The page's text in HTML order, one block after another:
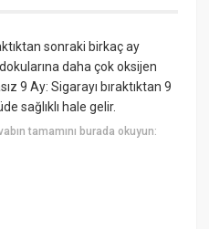
sonraki birkaç ay
daha çok oksijen
9 Ay: Sigarayı bıraktıktan 9
sağlıklı hale gelir.
tamamını burada okuyun: